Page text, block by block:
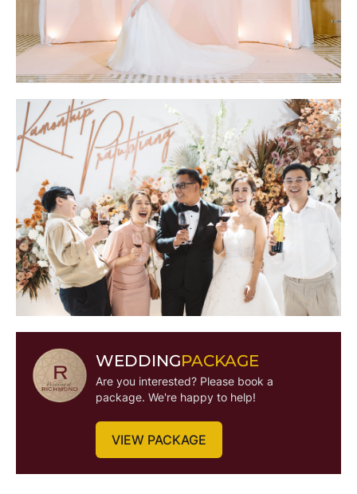
WEDDINGPACKAGE
Are you interested? Please book a
package. We're happy to help!
VIEW PACKAGE